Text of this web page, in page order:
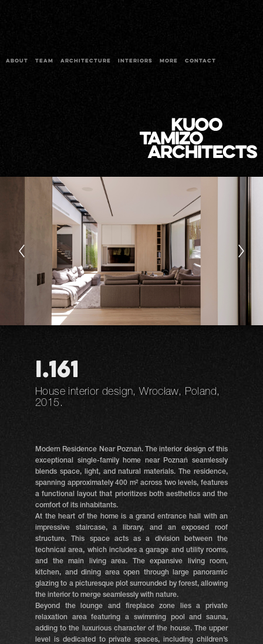
ABOUT TEAM ARCHITECTURE INTERIORS MORE CONTACT
I.161
House interior design, Wrocław, Poland,
2015.
Modern Residence Near Poznań. The interior design of this
exceptional single-family home near Poznań seamlessly
blends space, light, and natural materials. The residence,
spanning approximately 400 m² across two levels, features
a functional layout that prioritizes both aesthetics and the
comfort of its inhabitants.
At the heart of the home is a grand entrance hall with an
impressive staircase, a library, and an exposed roof
structure. This space acts as a division between the
technical area, which includes a garage and utility rooms,
and the main living area. The expansive living room,
kitchen, and dining area open through large panoramic
glazing to a picturesque plot surrounded by forest, allowing
the interior to merge seamlessly with nature.
Beyond the lounge and fireplace zone lies a private
relaxation area featuring a swimming pool and sauna,
adding to the luxurious character of the house. The upper
level is dedicated to private spaces, including children’s